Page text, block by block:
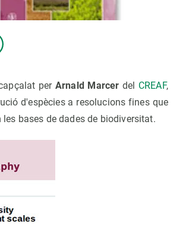
per Arnald Marcer del CREAF,
d'espècies a resolucions fines que
bases de dades de biodiversitat.